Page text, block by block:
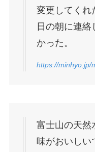
変更してくれ
日の朝に連
かった。
https://minhyo.jp/
富士山の天然
味がおいしい